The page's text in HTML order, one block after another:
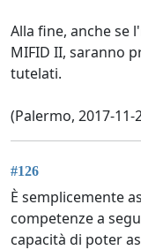
Alla fine, anche se
MIFID II, saranno
tutelati.
(Palermo, 2017-11-
#126
È semplicemente
competenze a
capacità di poter